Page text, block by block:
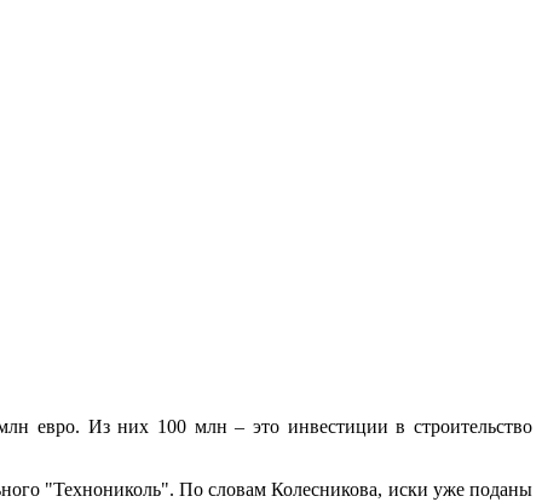
евро. Из них 100 млн – это инвестиции в строительство
"Технониколь". По словам Колесникова, иски уже поданы